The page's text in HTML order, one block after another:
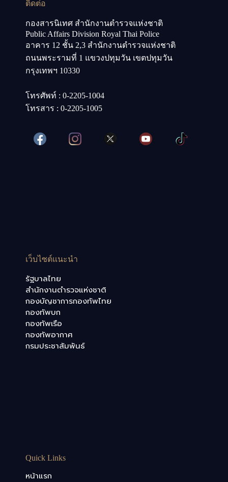
ติดต่อ
กองสารนิเทศ สำนักงานตำรวจแห่งชาติ
Public Affairs Division Royal Thai Police
อาคาร 12 ชั้น 2,3 สำนักงานตำรวจแห่งชาติ
ถนนพระรามที่ 1 แขวงปทุมวัน เขตปทุมวัน
กรุงเทพฯ 10330
โทรศัพท์ : 0-2205-1004
โทรสาร : 0-2205-1005
เว็บไซต์แนะนำ
รัฐบาลไทย
สำนักงานตำรวจแห่งชาติ
กองบัญชาการกองทัพไทย
กองทัพบก
กองทัพเรือ
กองทัพอากาศ
กรมประชาสัมพันธ์
Quick Links
หน้าแรก